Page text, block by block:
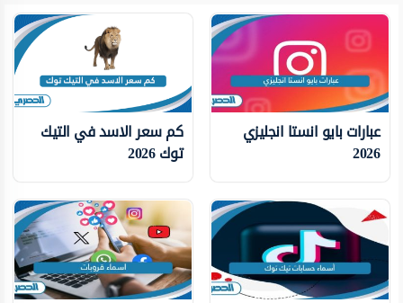
عبارات بايو انستا انجليزي
2026
كم سعر الاسد في التيك
توك 2026